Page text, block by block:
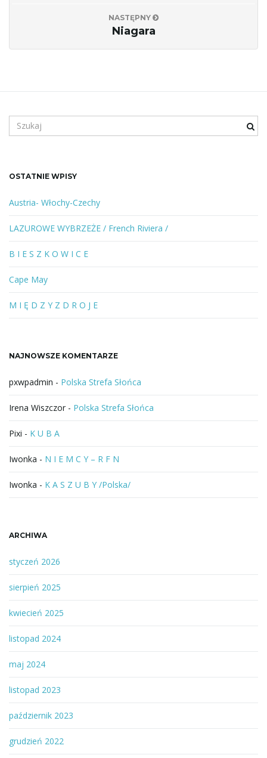
NASTĘPNY
Niagara
z
a
e
s
ł
o
w
o
l
u
b
f
z
OSTATNIE WPISY
Austria- Włochy-Czechy
LAZUROWE WYBRZEŻE / French Riviera /
B I E S Z K O W I C E
Cape May
M I Ę D Z Y Z D R O J E
NAJNOWSZE KOMENTARZE
pxwpadmin - Polska Strefa Słońca
Irena Wiszczor - Polska Strefa Słońca
Pixi - K U B A
Iwonka - N I E M C Y – R F N
Iwonka - K A S Z U B Y /Polska/
ARCHIWA
styczeń 2026
sierpień 2025
kwiecień 2025
listopad 2024
maj 2024
listopad 2023
październik 2023
grudzień 2022